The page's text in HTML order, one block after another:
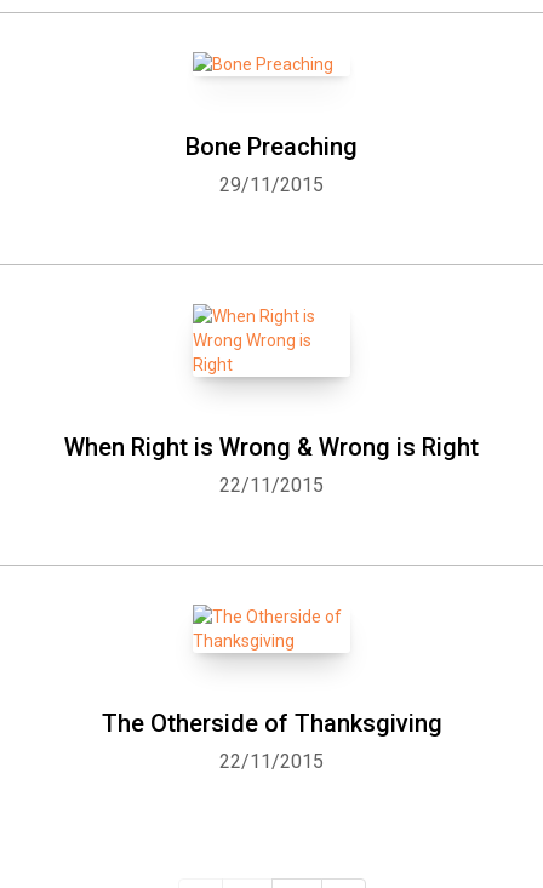
Bone Preaching
29/11/2015
When Right is Wrong & Wrong is Right
22/11/2015
The Otherside of Thanksgiving
22/11/2015